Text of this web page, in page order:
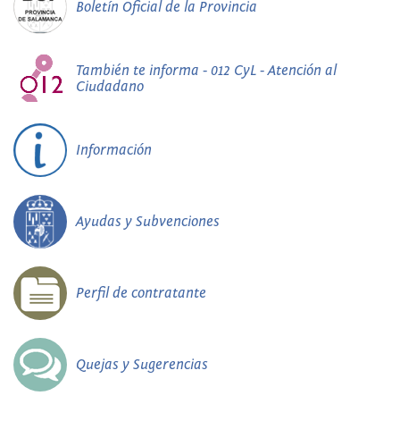
Boletín Oficial de la Provincia
También te informa - 012 CyL - Atención al
Ciudadano
Información
Ayudas y Subvenciones
Perfil de contratante
Quejas y Sugerencias